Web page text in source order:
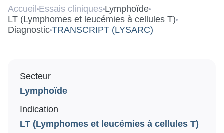
Essais cliniques
Nos actualités
Accueil Essais cliniques Lymphoïde
LT (Lymphomes et leucémies à cellules T)
Diagnostic TRANSCRIPT (LYSARC)
Secteur
Lymphoïde
Indication
LT (Lymphomes et leucémies à cellules T)